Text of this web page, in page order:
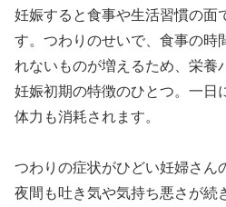
妊娠すると食事や生活習慣の面
す。つわりのせいで、食事の時
れないものが増えるため、栄養
妊娠初期の特徴のひとつ。一日
体力も消耗されます。
つわりの症状がひどい妊婦さん
夜間も吐き気や気持ち悪さが続